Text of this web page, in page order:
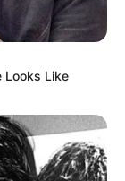
Looks Like